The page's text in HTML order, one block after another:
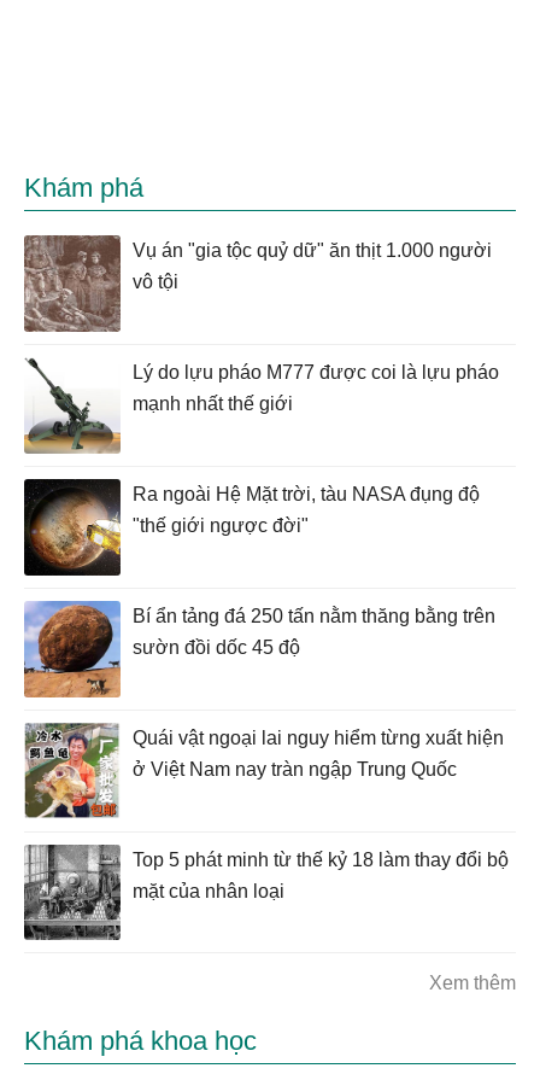
Khám phá
Vụ án "gia tộc quỷ dữ" ăn thịt 1.000 người
vô tội
Lý do lựu pháo M777 được coi là lựu pháo
mạnh nhất thế giới
Ra ngoài Hệ Mặt trời, tàu NASA đụng độ
"thế giới ngược đời"
Bí ẩn tảng đá 250 tấn nằm thăng bằng trên
sườn đồi dốc 45 độ
Quái vật ngoại lai nguy hiểm từng xuất hiện
ở Việt Nam nay tràn ngập Trung Quốc
Top 5 phát minh từ thế kỷ 18 làm thay đổi bộ
mặt của nhân loại
Xem thêm
Khám phá khoa học